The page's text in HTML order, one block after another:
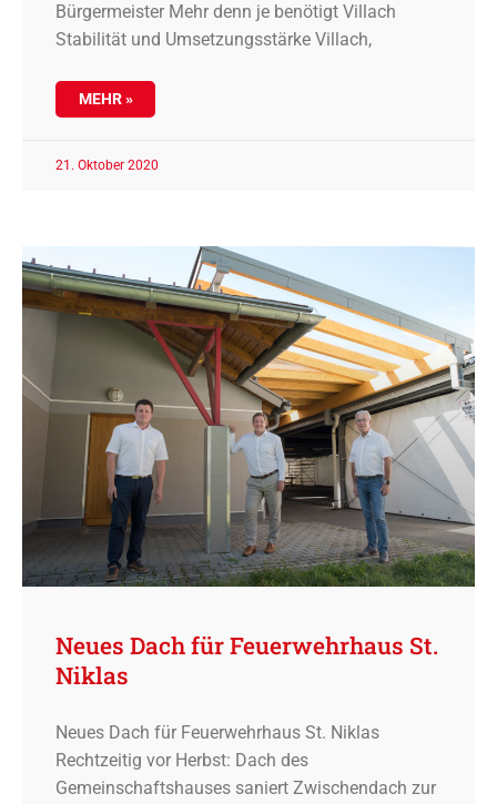
Bürgermeister Mehr denn je benötigt Villach
Stabilität und Umsetzungsstärke Villach,
MEHR »
21. Oktober 2020
Neues Dach für Feuerwehrhaus St.
Niklas
Neues Dach für Feuerwehrhaus St. Niklas
Rechtzeitig vor Herbst: Dach des
Gemeinschaftshauses saniert Zwischendach zur